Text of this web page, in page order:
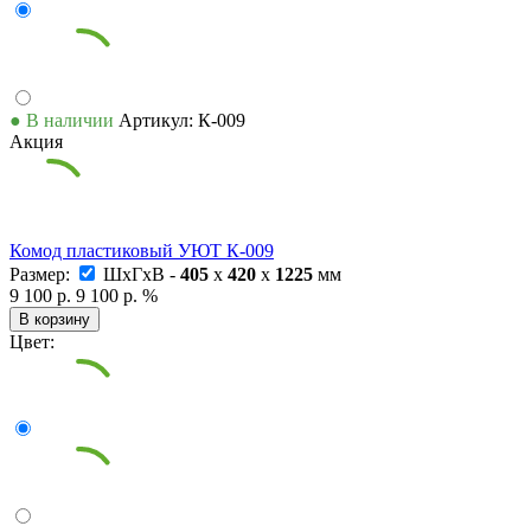
● В наличии Артикул: К-009
Акция
Комод пластиковый УЮТ К-009
Размер:
ШxГxВ - 405 x 420 x 1225 мм
9 100 р. 9 100 р. %
В корзину
Цвет: